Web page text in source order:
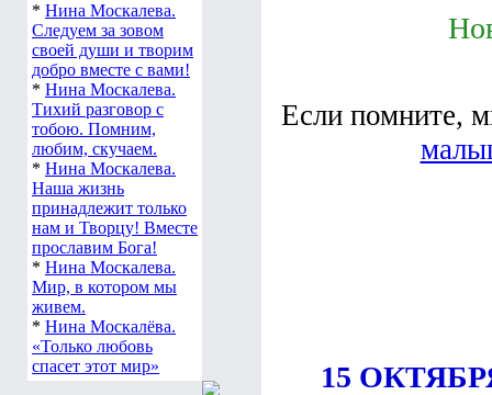
* Нина Москалева.
Следуем за зовом
своей души и творим
добро вместе с вами!
* Нина Москалева.
Тихий разговор с
тобою. Помним,
любим, скучаем.
* Нина Москалева.
Наша жизнь
принадлежит только
нам и Творцу! Вместе
прославим Бога!
* Нина Москалева.
Мир, в котором мы
живем.
* Нина Москалёва.
«Только любовь
спасет этот мир»
Если помните,
15